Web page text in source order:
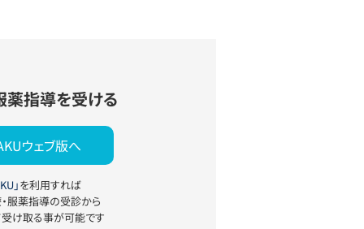
薬指導を受ける
ウェブ版へ
」を利用すれば
服薬指導の受診から
け取る事が可能です